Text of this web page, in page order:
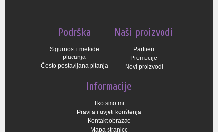
Podrška
Sigurnost i metode
plaćanja
Često postavljana pitanja
Naši proizvodi
Partneri
Promocije
Novi proizvodi
Informacije
Tko smo mi
Pravila i uvjeti korištenja
Kontakt obrazac
Mapa stranice